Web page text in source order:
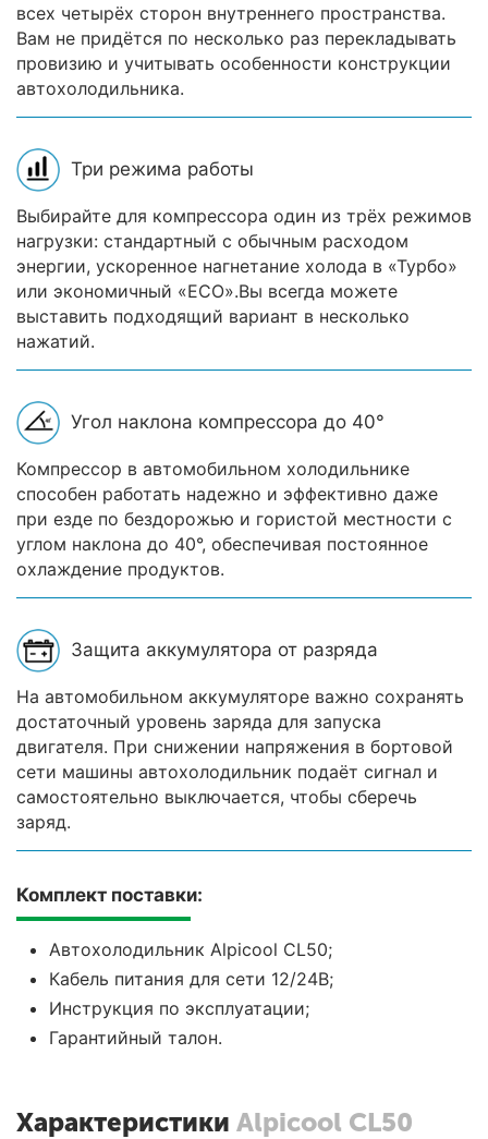
всех четырёх сторон внутреннего пространства.
Вам не придётся по несколько раз перекладывать
провизию и учитывать особенности конструкции
автохолодильника.
Три режима работы
Выбирайте для компрессора один из трёх режимов
нагрузки: стандартный с обычным расходом
энергии, ускоренное нагнетание холода в «Турбо»
или экономичный «ECO».Вы всегда можете
выставить подходящий вариант в несколько
нажатий.
Угол наклона компрессора до 40°
Компрессор в автомобильном холодильнике
способен работать надежно и эффективно даже
при езде по бездорожью и гористой местности с
углом наклона до 40°, обеспечивая постоянное
охлаждение продуктов.
Защита аккумулятора от разряда
На автомобильном аккумуляторе важно сохранять
достаточный уровень заряда для запуска
двигателя. При снижении напряжения в бортовой
сети машины автохолодильник подаёт сигнал и
самостоятельно выключается, чтобы сберечь
заряд.
Комплект поставки:
Автохолодильник Alpicool CL50;
Кабель питания для сети 12/24В;
Инструкция по эксплуатации;
Гарантийный талон.
Характеристики Alpicool CL50